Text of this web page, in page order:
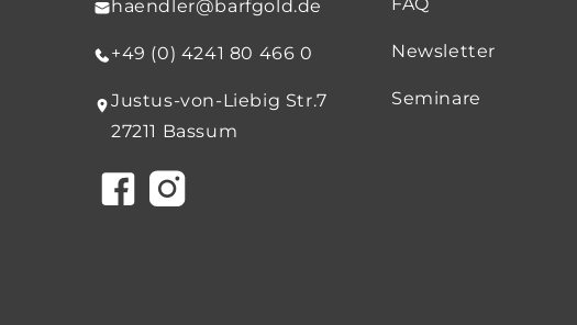
FacebookInstagram
haendler@barfgold.de
+49 (0) 4241 80 466 0
Justus-von-Liebig Str.7
27211 Bassum
Newsletter
Seminare